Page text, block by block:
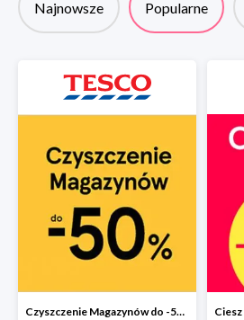
Najnowsze Popularne
Czyszczenie Magazynów do -50%